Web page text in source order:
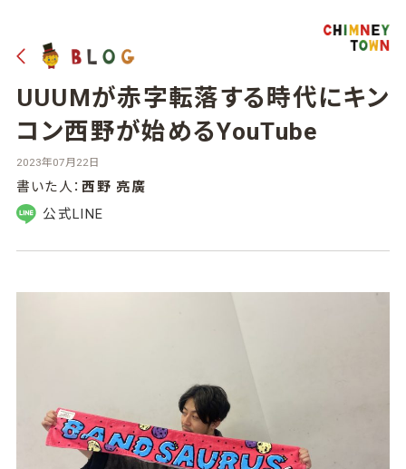
UUUMが赤字転落する時代にキン
コン西野が始めるYouTube
2023年07月22日
書いた人： 西野 亮廣
公式LINE